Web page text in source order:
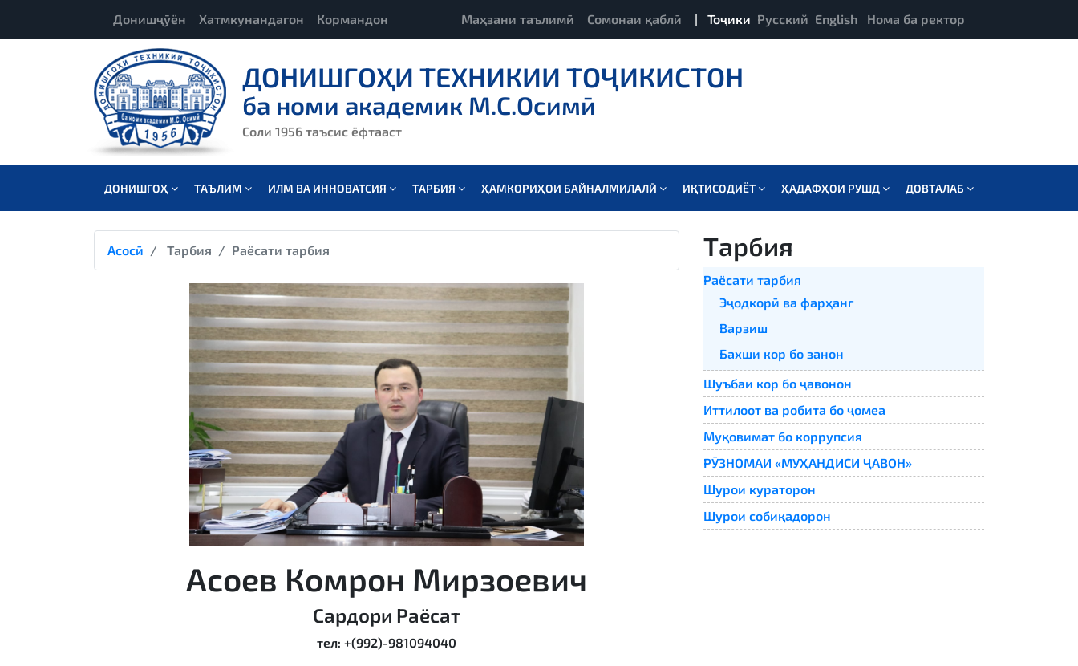
Донишҷӯён Хатмкунандагон Кормандон Маҳзани таълимӣ Сомонаи қаблӣ | Тоҷики Русский English Нома ба ректор
ДОНИШГОҲИ ТЕХНИКИИ ТОҶИКИСТОН
ба номи академик М.С.Осимӣ
Соли 1956 таъсис ёфтааст
ДОНИШГОҲ ТАЪЛИМ ИЛМ ВА ИННОВАТСИЯ ТАРБИЯ ҲАМКОРИҲОИ БАЙНАЛМИЛАЛӢ ИҚТИСОДИЁТ ҲАДАФҲОИ РУШД ДОВТАЛАБ
Асосӣ Тарбия Раёсати тарбия
Асоев Комрон Мирзоевич
Сардори Раёсат
тел: +(992)-981094040
Тарбия
Раёсати тарбия
Эҷодкорӣ ва фарҳанг
Варзиш
Бахши кор бо занон
Шуъбаи кор бо ҷавонон
Иттилоот ва робита бо ҷомеа
Муқовимат бо коррупсия
РӮЗНОМАИ «МУҲАНДИСИ ҶАВОН»
Шурои кураторон
Шурои собиқадорон